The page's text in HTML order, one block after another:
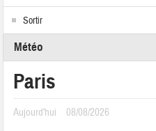
Sortir
Météo
Paris
Aujourd'hui 08/08/2026